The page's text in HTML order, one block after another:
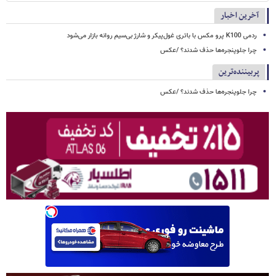
آخرین اخبار
ردمی K100 پرو مکس با باتری غول‌پیکر و شارژ بی‌سیم روانه بازار می‌شود
چرا جلوپنجره‌ها حذف شدند؟ /عکس
پربیننده‌ترین
چرا جلوپنجره‌ها حذف شدند؟ /عکس